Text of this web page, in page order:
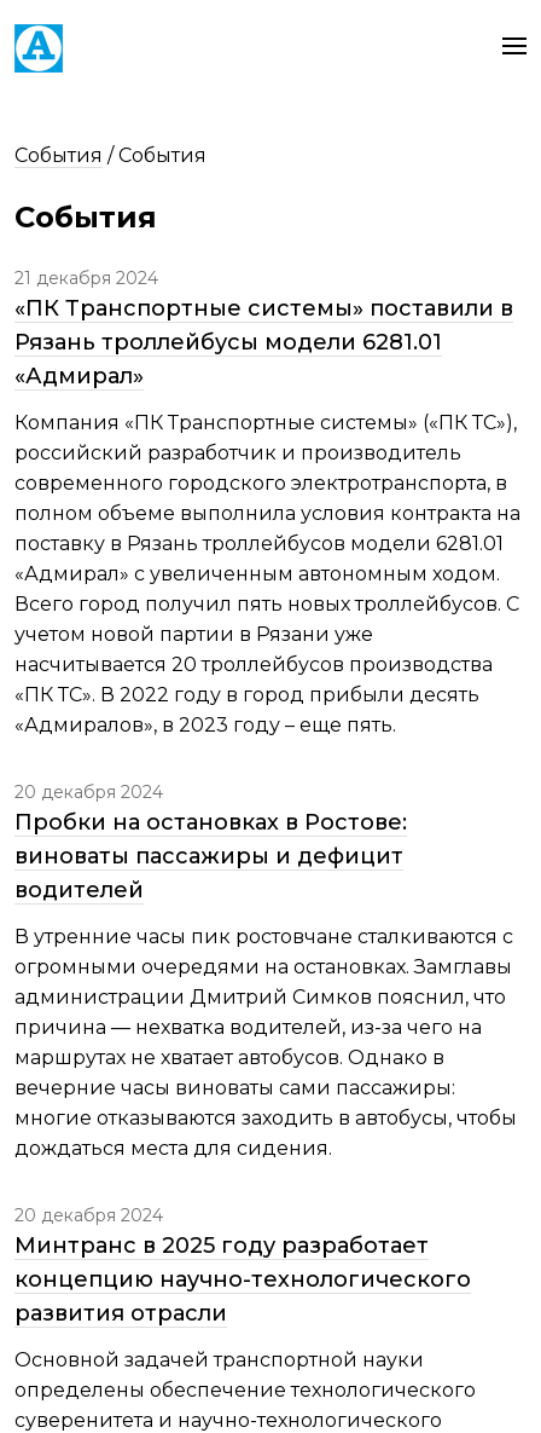
События /События
События
21 декабря 2024
«ПК Транспортные системы» поставили в
Рязань троллейбусы модели 6281.01
«Адмирал»
Компания «ПК Транспортные системы» («ПК ТС»),
российский разработчик и производитель
современного городского электротранспорта, в
полном объеме выполнила условия контракта на
поставку в Рязань троллейбусов модели 6281.01
«Адмирал» с увеличенным автономным ходом.
Всего город получил пять новых троллейбусов. С
учетом новой партии в Рязани уже
насчитывается 20 троллейбусов производства
«ПК ТС». В 2022 году в город прибыли десять
«Адмиралов», в 2023 году – еще пять.
20 декабря 2024
Пробки на остановках в Ростове:
виноваты пассажиры и дефицит
водителей
В утренние часы пик ростовчане сталкиваются с
огромными очередями на остановках. Замглавы
администрации Дмитрий Симков пояснил, что
причина — нехватка водителей, из-за чего на
маршрутах не хватает автобусов. Однако в
вечерние часы виноваты сами пассажиры:
многие отказываются заходить в автобусы, чтобы
дождаться места для сидения.
20 декабря 2024
Минтранс в 2025 году разработает
концепцию научно-технологического
развития отрасли
Основной задачей транспортной науки
определены обеспечение технологического
суверенитета и научно-технологического